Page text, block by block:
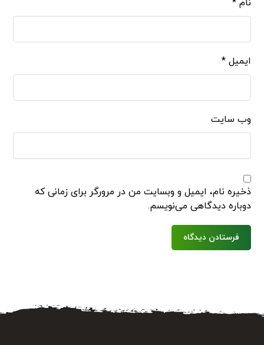
نام*
ایمیل*
وب‌ سایت
ذخیره نام، ایمیل و وبسایت من در مرورگر برای زمانی که
دوباره دیدگاهی می‌نویسم.
فرستادن دیدگاه